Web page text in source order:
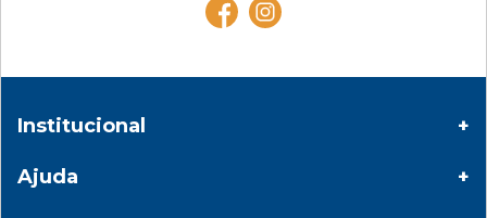
Institucional
Ajuda